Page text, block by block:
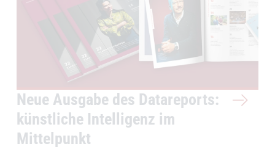
Neue Ausgabe des Datareports:
künstliche Intelligenz im
Mittelpunkt